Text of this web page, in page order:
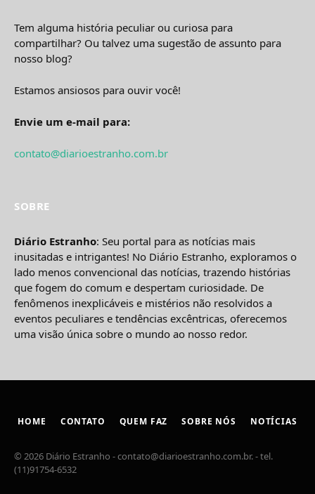
Tem alguma história peculiar ou curiosa para
compartilhar? Ou talvez uma sugestão de assunto para
nosso blog?
Estamos ansiosos para ouvir você!
Envie um e-mail para:
contato@diarioestranho.com.br
SOBRE
Diário Estranho: Seu portal para as notícias mais
inusitadas e intrigantes! No Diário Estranho, exploramos o
lado menos convencional das notícias, trazendo histórias
que fogem do comum e despertam curiosidade. De
fenômenos inexplicáveis e mistérios não resolvidos a
eventos peculiares e tendências excêntricas, oferecemos
uma visão única sobre o mundo ao nosso redor.
HOME CONTATO QUEM FAZ SOBRE NÓS NOTÍCIAS
© 2026 Diário Estranho -contato@diarioestranho.com.br. - tel.
(11)91754-6532